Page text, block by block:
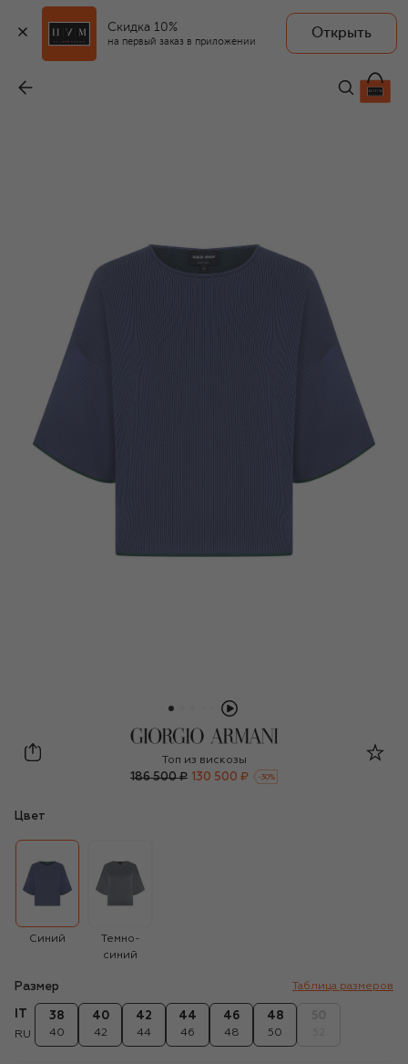
Скидка 10%
на первый заказ в приложении
Открыть
130 500 ₽
Giorgio Armani
Топ из вискозы
186 500 ₽ 130 500 ₽ -30%
Цвет
Синий
Темно-
синий
Размер Таблица размеров
RU
38
40
40
42
42
44
44
46
46
48
48
50